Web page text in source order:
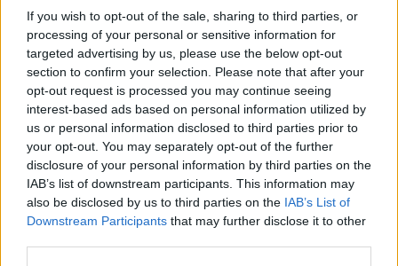
If you wish to opt-out of the sale, sharing to third parties, or
processing of your personal or sensitive information for
targeted advertising by us, please use the below opt-out
section to confirm your selection. Please note that after your
opt-out request is processed you may continue seeing
interest-based ads based on personal information utilized by
us or personal information disclosed to third parties prior to
your opt-out. You may separately opt-out of the further
disclosure of your personal information by third parties on the
IAB’s list of downstream participants. This information may
also be disclosed by us to third parties on the IAB’s List of
Downstream Participants that may further disclose it to other
natomiast rozpoczyna się faza pucharowa, gdzie
format BO1 zostaje zmieniony na BO3, ale za to
wyczerpuje się margines błędów.
Już teraz pewne udziału w półfinałach mogą być Ninjas
in Pyjamas oraz FaZe Clan. W etapie tym pozostały
jednak dwa wolne miejsca, o które walka toczyć się
będzie w noc z czwartku na piątek. Faworytami wydają
się być SK Gaming i Cloud9, ale nikt nie powiedział, że
to właśnie te drużyny muszą wygrać. Wszak OpTic
Gaming to nadal rywal-zagadka, dość nieprzewidywalny